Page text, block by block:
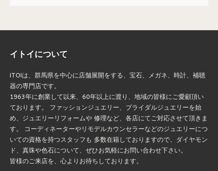
イトイについて
ITOIは、群馬県を中心に店舗展開をする、宝石、メガネ、時計、補聴
器の専門店です。
1963年に創業して以来、60年以上に渡り、地域の皆様にご愛顧頂い
ております。 ファッションジュエリー、ブライダルジュエリーを始
め、ジュエリーリフォームや 修理など、各店にてご対応させて頂きま
す。 コーディネーターやリモデルカウンセラーなどのジュエリーにつ
いての資格を持つスタッフも 多数在籍しておりますので、ダイヤモン
ド、真珠や色石について、ぜひお気軽にお問い合わせ下さい。
皆様のご来店を、心よりお待ちしております。